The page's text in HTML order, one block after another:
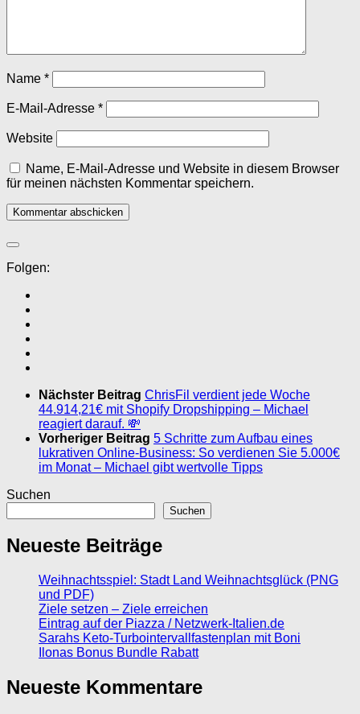
Name *
E-Mail-Adresse *
Website
Name, E-Mail-Adresse und Website in diesem Browser
für meinen nächsten Kommentar speichern.
Folgen:
Nächster Beitrag ChrisFil verdient jede Woche
44.914,21€ mit Shopify Dropshipping – Michael
reagiert darauf. 💸
Vorheriger Beitrag 5 Schritte zum Aufbau eines
lukrativen Online-Business: So verdienen Sie 5.000€
im Monat – Michael gibt wertvolle Tipps
Suchen
Suchen
Neueste Beiträge
Weihnachtsspiel: Stadt Land Weihnachtsglück (PNG
und PDF)
Ziele setzen – Ziele erreichen
Eintrag auf der Piazza / Netzwerk-Italien.de
Sarahs Keto-Turbointervallfastenplan mit Boni
Ilonas Bonus Bundle Rabatt
Neueste Kommentare